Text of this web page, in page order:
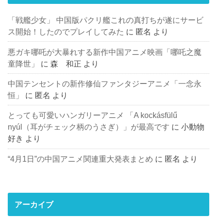
「戦艦少女」 中国版パクリ艦これの真打ちが遂にサービ
ス開始！したのでプレイしてみた に 匿名 より
悪ガキ哪吒が大暴れする新作中国アニメ映画「哪吒之魔
童降世」
に森 和正 より
中国テンセントの新作修仙ファンタジーアニメ「一念永
恒」
に 匿名 より
とっても可愛いハンガリーアニメ 「A kockásfülű
nyúl（耳がチェック柄のうさぎ）」が最高です に小動物
好き より
“4月1日”の中国アニメ関連重大発表まとめ に 匿名 より
アーカイブ